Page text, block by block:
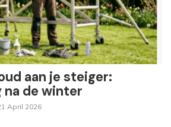
aan je steiger:
de winter
April 2026